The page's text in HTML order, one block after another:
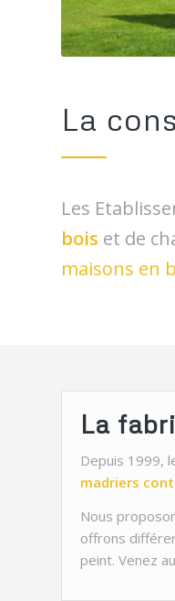
La
Les
bois et de
maisons en
La
Depuis 1999,
madriers
Nous
offrons
peint. Venez